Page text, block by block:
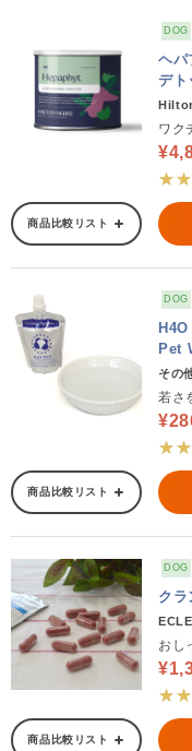
DOG
ヘパ
デト
ワク
商品比較リスト
DOG
Pet
その
若さ
商品比較リスト
DOG
クラ
おし
商品比較リスト